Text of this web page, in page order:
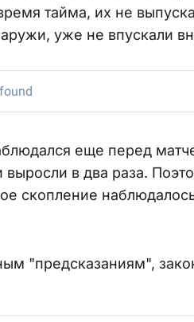
тайма, их не
уже не впускали
еще перед
в два раза.
скопление
"предсказаниям",